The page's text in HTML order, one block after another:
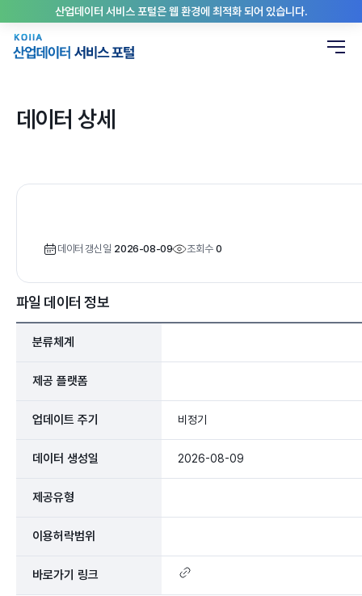
산업데이터 서비스 포털은 웹 환경에 최적화 되어 있습니다.
데이터 상세
데이터 갱신일 2026-08-09 조회수 0
파일 데이터 정보
분류체계
제공 플랫폼
업데이트 주기 비정기
데이터 생성일 2026-08-09
제공유형
이용허락범위
바로가기 링크